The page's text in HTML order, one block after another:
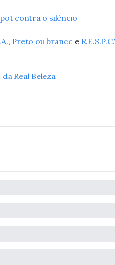
contra o silêncio
, Preto ou branco e
Real Beleza